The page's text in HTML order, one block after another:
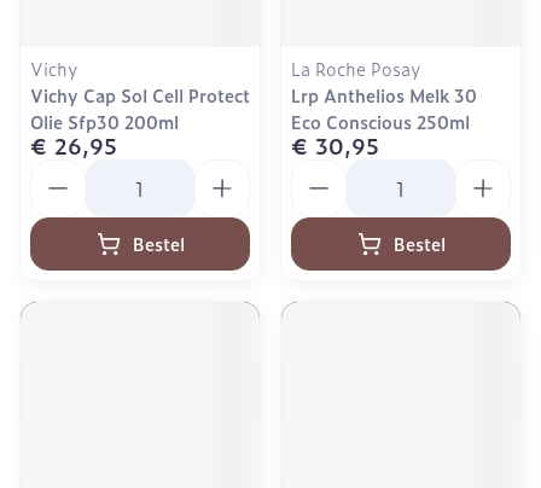
Vichy
Vichy Cap Sol Cell Protect
Olie Sfp30 200ml
€ 26,95
Bestel
La Roche Posay
Lrp Anthelios Melk 30
Eco Conscious 250ml
€ 30,95
Bestel